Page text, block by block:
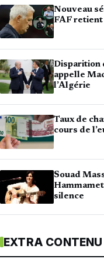
Nouveau
FAF
Disparition
appelle
l’Algérie
Taux de
cours de
Souad
silence
EXTRA CONTENU